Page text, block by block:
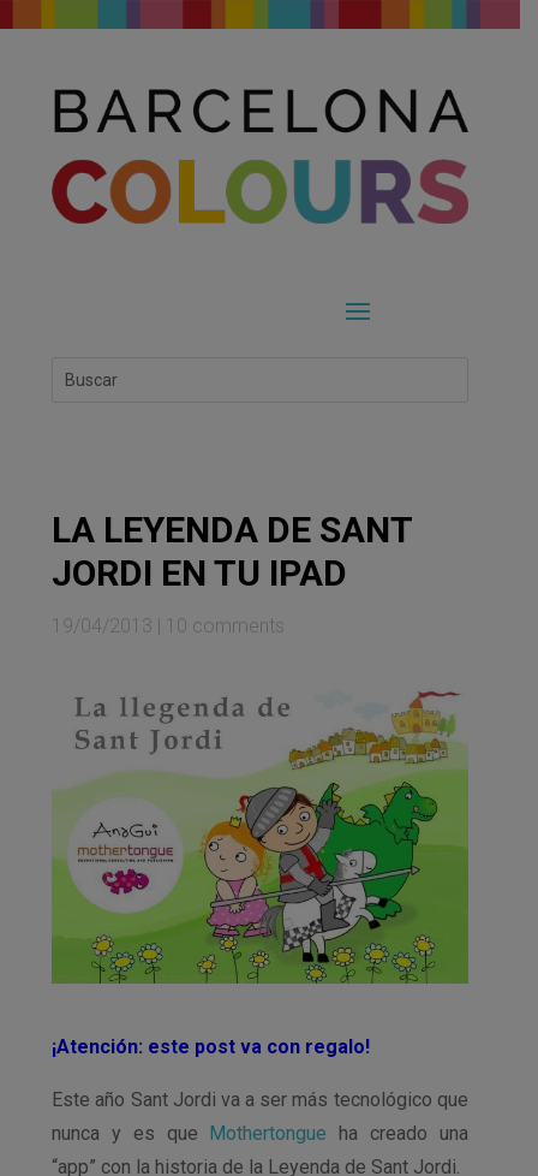
LA LEYENDA DE SANT
JORDI EN TU IPAD
19/04/2013 10 comments
¡Atención: este post va con regalo!
Este año Sant Jordi va a ser más tecnológico que
nunca y es que
Mothertongue ha creado una
“app” con la historia de la Leyenda de Sant Jordi.